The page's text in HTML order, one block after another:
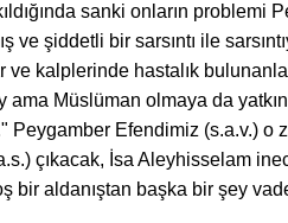
sanki onların
ve şiddetli bir sarsıntı ile
kalplerinde hastalık
ama Müslüman olmaya da
Peygamber Efendimiz (s.a.v.)
çıkacak, İsa Aleyhisselam
bir aldanıştan başka bir şey